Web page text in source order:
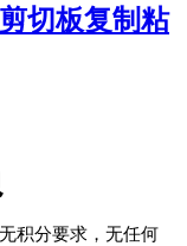
切板复制粘
积分要求，无任何